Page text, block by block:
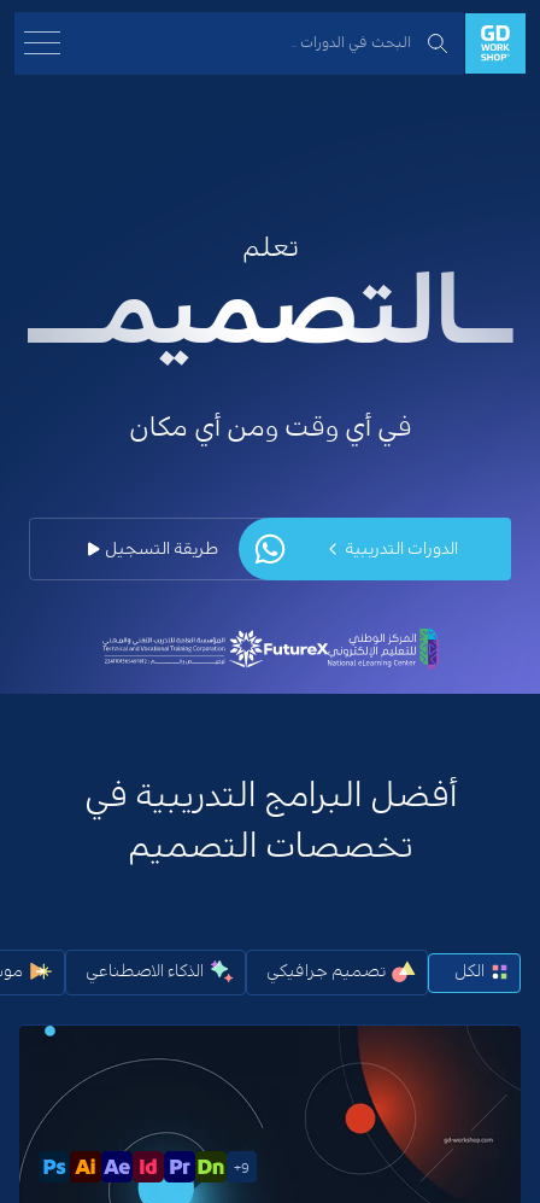
تعلم
ــالتصميمـــ
في أي وقت ومن أي مكان
طريقة التسجيل الدورات التدريبية
أفضل البرامج التدريبية في
تخصصات التصميم
الكل تصميم جرافيكي الذكاء الاصطناعي
9+